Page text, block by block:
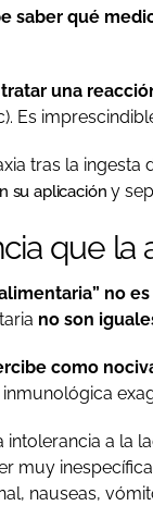
saber qué
una
Es
tras la
su aplicacióny
que la
no
no son
como
intolerancia a la
muy
nauseas,